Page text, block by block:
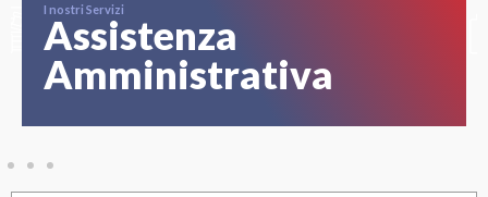
I nostri Servizi
Assistenza
Amministrativa